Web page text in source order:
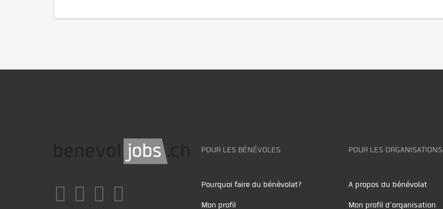
POUR LES BÉNÉVOLES
Pourquoi faire du bénévolat?
Mon profil
POUR LES ORGANISATIONS
A propos du bénévolat
Mon profil d'organisation